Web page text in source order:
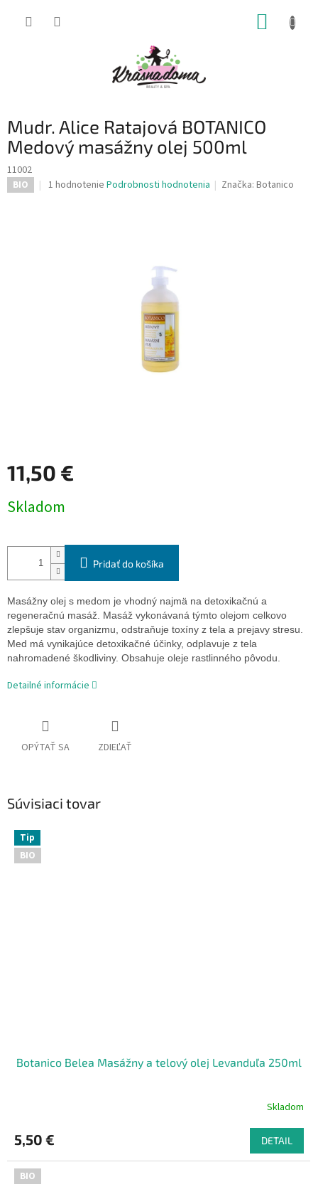
Mudr. Alice Ratajová BOTANICO
Medový masážny olej 500ml
11002
BIO
Priemerné
1 hodnotenie Podrobnosti hodnotenia Značka:Botanico
11,50 €
cena:
Skladom
Pridať do košíka
Masážny olej s medom je vhodný najmä na detoxikačnú a
regeneračnú masáž. Masáž vykonávaná týmto olejom celkovo
zlepšuje stav organizmu, odstraňuje toxíny z tela a prejavy stresu.
Med má vynikajúce detoxikačné účinky, odplavuje z tela
nahromadené škodliviny. Obsahuje oleje rastlinného pôvodu.
Detailné informácie
OPÝTAŤ SA ZDIEĽAŤ
Súvisiaci tovar
Tip
BIO
Botanico Belea Masážny a telový olej Levanduľa 250ml
Skladom
5,50 € DETAIL
BIO